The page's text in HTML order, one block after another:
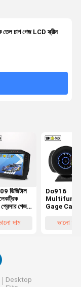
চাপ গেজ LCD স্ক্রীন
ডিজিটাল
গেজ
সহ
দাম
Do916
Gage Car
ট্যাকোমিটার
ভালো দাম
Desktop